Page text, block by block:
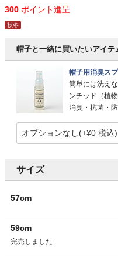
300 ポイント進呈
秋冬
帽子と一緒に買いたいアイテ
帽子用消臭ス
簡単には洗え
ンチッド（植
消臭・抗菌・
サイズ
57cm
59cm
完売しました